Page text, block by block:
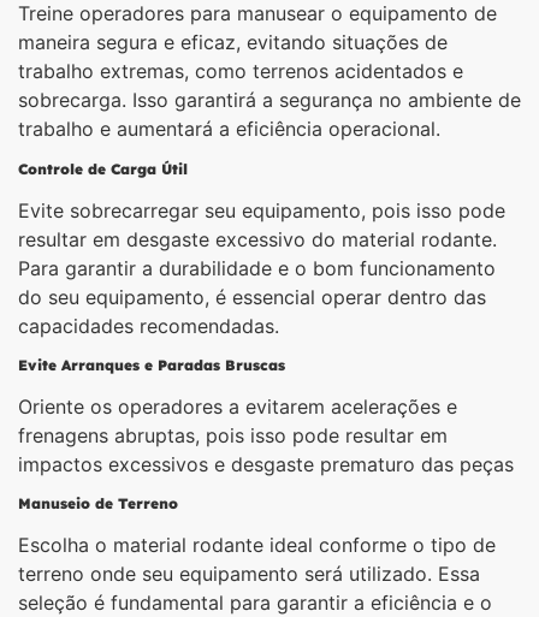
Treine operadores para manusear o equipamento de
maneira segura e eficaz, evitando situações de
trabalho extremas, como terrenos acidentados e
sobrecarga. Isso garantirá a segurança no ambiente de
trabalho e aumentará a eficiência operacional.
Controle de Carga Útil
Evite sobrecarregar seu equipamento, pois isso pode
resultar em desgaste excessivo do material rodante.
Para garantir a durabilidade e o bom funcionamento
do seu equipamento, é essencial operar dentro das
capacidades recomendadas.
Evite Arranques e Paradas Bruscas
Oriente os operadores a evitarem acelerações e
frenagens abruptas, pois isso pode resultar em
impactos excessivos e desgaste prematuro das peças
Manuseio de Terreno
Escolha o material rodante ideal conforme o tipo de
terreno onde seu equipamento será utilizado. Essa
seleção é fundamental para garantir a eficiência e o